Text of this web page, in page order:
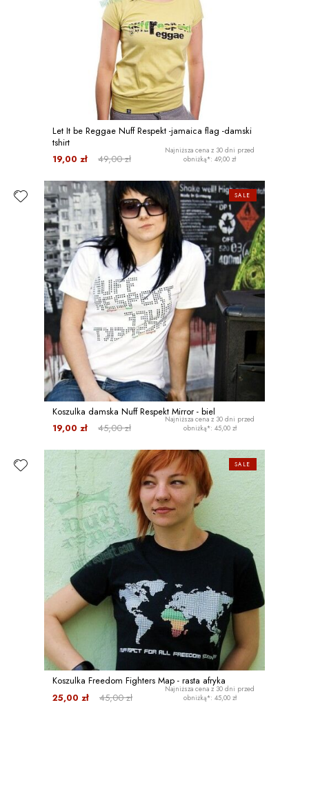
Let It be Reggae Nuff Respekt -jamaica flag -damski
tshirt
49,00 zł
19,00 zł
Najniższa cena z 30 dni przed
obniżką*: 49,00 zł
Koszulka damska Nuff Respekt Mirror - biel
45,00 zł
19,00 zł
Najniższa cena z 30 dni przed
obniżką*: 45,00 zł
SALE
Koszulka Freedom Fighters Map - rasta afryka
45,00 zł
25,00 zł
Najniższa cena z 30 dni przed
obniżką*: 45,00 zł
SALE